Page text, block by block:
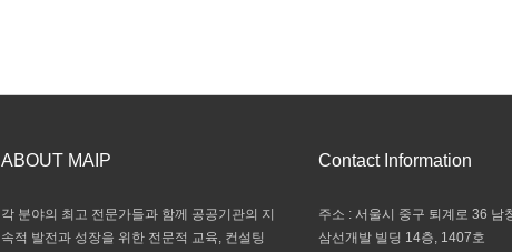
ABOUT MAIP Contact Information
각 분야의 최고 전문가들과 함께 공공기관의 지
속적 발전과 성장을 위한 전문적 교육, 컨설팅
주소 : 서울시 중구 퇴계로 36 남
삼선개발 빌딩 14층, 1407호